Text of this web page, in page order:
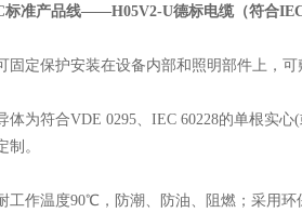
标准产品线——H05V2-U德标电缆（符合IEC
定保护安装在设备内部和照明部件上，可
符合VDE 0295、IEC 60228的单根实心(
制。
温度90℃，防潮、防油、阻燃；采用环